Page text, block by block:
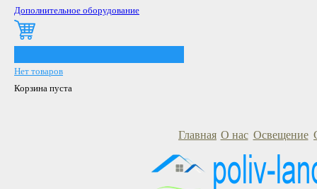
Дополнительное оборудование
Нет товаров
Корзина пуста
Главная О нас Освещение